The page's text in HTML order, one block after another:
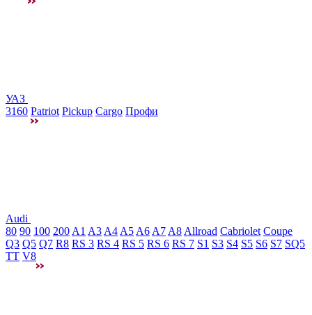
УАЗ
3160 Patriot Pickup Cargo Профи
Audi
80 90 100 200 A1 A3 A4 A5 A6 A7 A8 Allroad Cabriolet Coupe
Q3 Q5 Q7 R8 RS 3 RS 4 RS 5 RS 6 RS 7 S1 S3 S4 S5 S6 S7 SQ5
TT V8